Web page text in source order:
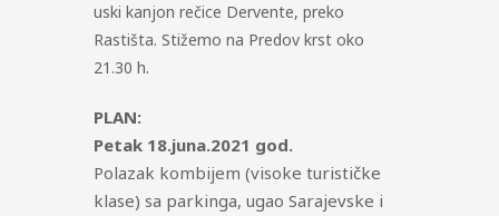
uski kanjon rečice Dervente, preko
Rastišta. Stižemo na Predov krst oko
21.30 h.
PLAN:
Petak 18.juna.2021 god.
Polazak kombijem (visoke turističke
klase) sa parkinga, ugao Sarajevske i